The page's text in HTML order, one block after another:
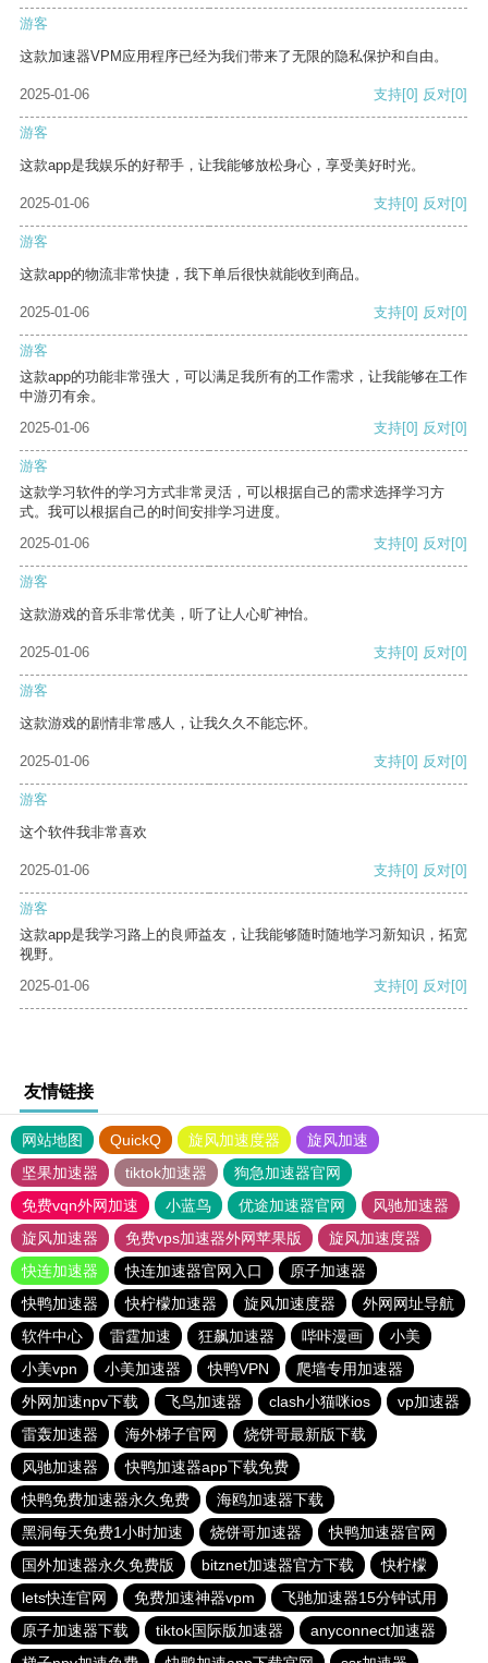
游客
这款加速器VPM应用程序已经为我们带来了无限的隐私保护和自由。
2025-01-06 支持[0] 反对[0]
游客
这款app是我娱乐的好帮手，让我能够放松身心，享受美好时光。
2025-01-06 支持[0] 反对[0]
游客
这款app的物流非常快捷，我下单后很快就能收到商品。
2025-01-06 支持[0] 反对[0]
游客
这款app的功能非常强大，可以满足我所有的工作需求，让我能够在工作
中游刃有余。
2025-01-06
支持[0] 反对[0]
游客
这款学习软件的学习方式非常灵活，可以根据自己的需求选择学习方
式。我可以根据自己的时间安排学习进度。
2025-01-06
支持[0] 反对[0]
游客
这款游戏的音乐非常优美，听了让人心旷神怡。
2025-01-06 支持[0] 反对[0]
游客
这款游戏的剧情非常感人，让我久久不能忘怀。
2025-01-06 支持[0] 反对[0]
游客
这个软件我非常喜欢
2025-01-06 支持[0] 反对[0]
游客
这款app是我学习路上的良师益友，让我能够随时随地学习新知识，拓宽
视野。
2025-01-06
支持[0] 反对[0]
友情链接
网站地图 QuickQ 旋风加速度器
旋风加速
坚果加速器
tiktok加速器
狗急加速器官网
免费vqn外网加速
小蓝鸟 优途加速器官网
风驰加速器
旋风加速器
免费vps加速器外网苹果版
旋风加速度器
快连加速器
快连加速器官网入口
原子加速器
快鸭加速器
快柠檬加速器 旋风加速度器
外网网址导航
软件中心
雷霆加速 狂飙加速器 哔咔漫画
小美
小美vpn
小美加速器 快鸭VPN
爬墙专用加速器
外网加速npv下载
飞鸟加速器 clash小猫咪ios
vp加速器
雷轰加速器
海外梯子官网
烧饼哥最新版下载
风驰加速器
快鸭加速器app下载免费
快鸭免费加速器永久免费
海鸥加速器下载
黑洞每天免费1小时加速
烧饼哥加速器
快鸭加速器官网
国外加速器永久免费版
bitznet加速器官方下载
快柠檬
lets快连官网
免费加速神器vpm
飞驰加速器15分钟试用
原子加速器下载
tiktok国际版加速器
anyconnect加速器